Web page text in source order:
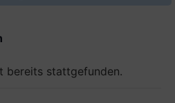
bereits stattgefunden.